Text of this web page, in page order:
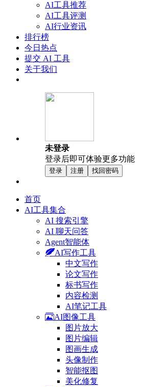
AI工具推荐
AI工具评测
AI行业资讯
排行榜
今日热点
提交 AI 工具
关于我们
未登录
登录后即可体验更多功能
登录 注册 找回密码
首页
AI工具集合
AI 搜索引擎
AI 聊天问答
Agent智能体
AI写作工具
中文写作
论文写作
标书写作
内容检测
AI笔记工具
AI图像工具
图片放大
图片编辑
图画生成
头像制作
智能抠图
美化修复